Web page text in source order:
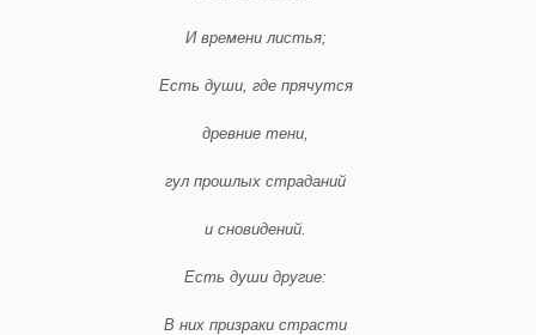
И времени листья;
Есть души, где прячутся
древние тени,
гул прошлых страданий
и сновидений.
Есть души другие:
В них призраки страсти